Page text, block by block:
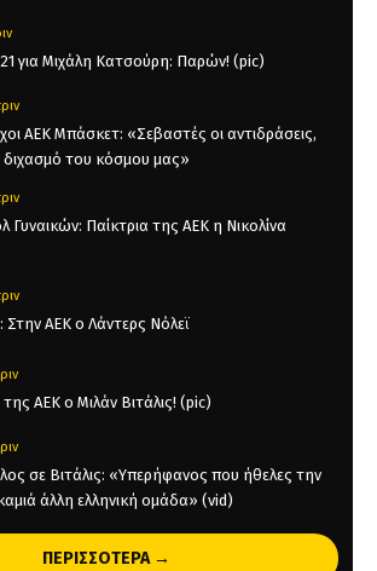
για Μιχάλη Κατσούρη: Παρών! (pic)
ΑΕΚ Μπάσκετ: «Σεβαστές οι αντιδράσεις,
διχασμό του κόσμου μας»
Γυναικών: Παίκτρια της ΑΕΚ η Νικολίνα
Στην ΑΕΚ ο Λάντερς Νόλεϊ
ΑΕΚ ο Μιλάν Βιτάλις! (pic)
σε Βιτάλις: «Υπερήφανος που ήθελες την
άλλη ελληνική ομάδα» (vid)
ΠΕΡΙΣΣΟΤΕΡΑ →